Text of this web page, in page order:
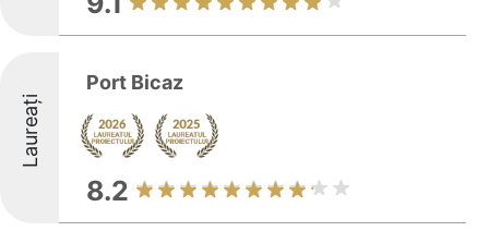
Laureați
Port Bicaz
8.2